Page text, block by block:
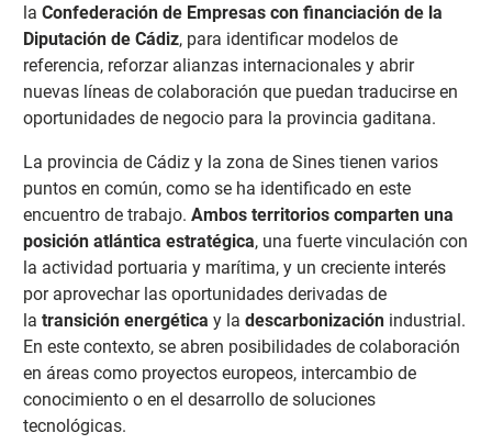
la Confederación de Empresas con financiación de la
Diputación de Cádiz, para identificar modelos de
referencia, reforzar alianzas internacionales y abrir
nuevas líneas de colaboración que puedan traducirse en
oportunidades de negocio para la provincia gaditana.
La provincia de Cádiz y la zona de Sines tienen varios
puntos en común, como se ha identificado en este
encuentro de trabajo. Ambos territorios comparten una
posición atlántica estratégica, una fuerte vinculación con
la actividad portuaria y marítima, y un creciente interés
por aprovechar las oportunidades derivadas de
la transición energética y la descarbonizaciónindustrial.
En este contexto, se abren posibilidades de colaboración
en áreas como proyectos europeos, intercambio de
conocimiento o en el desarrollo de soluciones
tecnológicas.